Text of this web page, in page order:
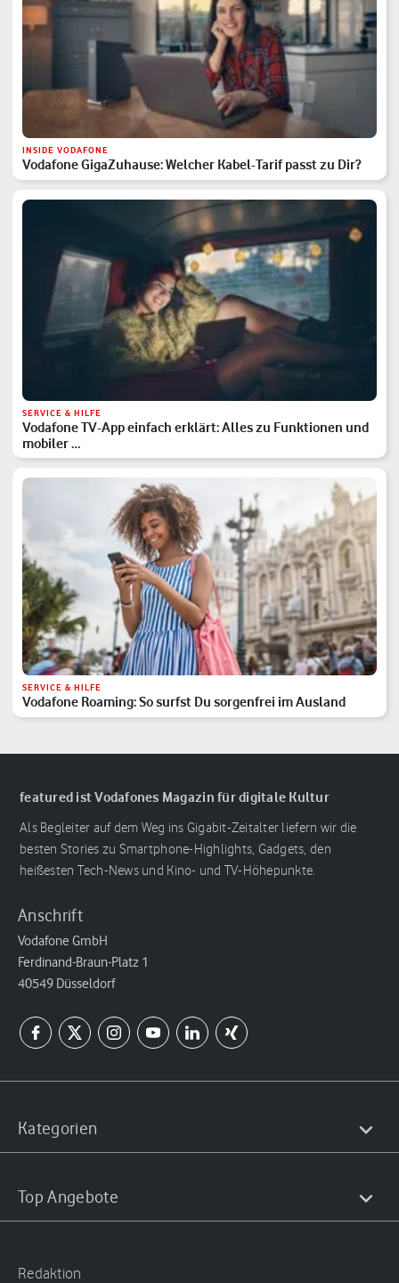
INSIDE VODAFONE
Vodafone GigaZuhause: Welcher Kabel-Tarif passt zu Dir?
SERVICE & HILFE
Vodafone TV-App einfach erklärt: Alles zu Funktionen und
mobiler …
SERVICE & HILFE
Vodafone Roaming: So surfst Du sorgenfrei im Ausland
featured ist Vodafones Magazin für digitale Kultur
Als Begleiter auf dem Weg ins Gigabit-Zeitalter liefern wir die
besten Stories zu Smartphone-Highlights, Gadgets, den
heißesten Tech-News und Kino- und TV-Höhepunkte.
Anschrift
Vodafone GmbH
Ferdinand-Braun-Platz 1
40549 Düsseldorf
Kategorien
Top Angebote
Redaktion